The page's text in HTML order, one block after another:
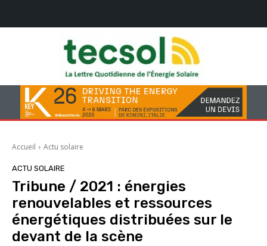
Accueil Actu solaire
ACTU SOLAIRE
Tribune / 2021 : énergies
renouvelables et ressources
énergétiques distribuées sur le
devant de la scène